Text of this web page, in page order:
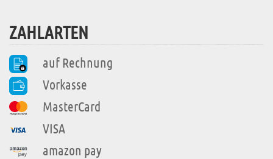
ZAHLARTEN
auf Rechnung
Vorkasse
MasterCard
VISA
amazon pay